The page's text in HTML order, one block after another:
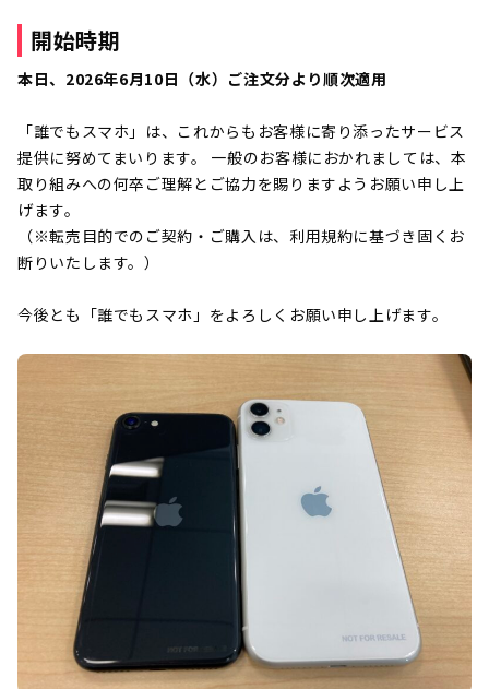
開始時期
本日、2026年6月10日（水）ご注文分より順次適用
「誰でもスマホ」は、これからもお客様に寄り添ったサービス
提供に努めてまいります。 一般のお客様におかれましては、本
取り組みへの何卒ご理解とご協力を賜りますようお願い申し上
げます。
（※転売目的でのご契約・ご購入は、利用規約に基づき固くお
断りいたします。）
今後とも「誰でもスマホ」をよろしくお願い申し上げます。